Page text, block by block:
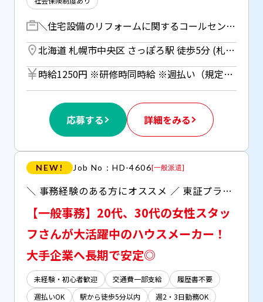
＼住宅設備のリフォームに関するコールセンター業務／ リフォーム希望者へのサポート（対応チャネル：電話・メール・SMSなど）をお任せします！ ・リフォームの希望内容の聞き取り、必要事項の案内 ・訪問日程の連絡、調整 ・メールでの、関係部署との事務連絡 ・各種進捗確認 ・こちらからの架電に対する折返しや、各種問合せの電話に対する受電対応 ・各対応内容をシステムへ入力 ・リフォーム内容の登録、商品発注 【研修期間】 座学+OJT：10日間程度
北海道 札幌市中央区 さっぽろ駅 徒歩5分 (札幌市営東豊線) ／ 大通駅 徒歩5分 (札幌市営南北線) ／ 札幌駅 徒歩5分 (函館本線)
時給1250円 ※研修時同時給 ※週払い（規定あり）利用OK！（但し、週払い制度は初回2ヵ月間のみ、3ヵ月目以降は月払い制になります。利用についてはご本人様からお仕事紹介時に申請があった場合のみとなります。）
応募する 詳細をみる
NEW! Job No：HD-4606[一般派遣]
＼ 事務経験のある方にオススメ ／ 東証プライム上場企業である不動産業界で トップクラスの規模を誇るグループ会社で安定のオシゴト♪ ○業界未経験の方も歓迎！ ○20代30代の方がメインで活躍中！ ○マイカー通勤(規定あり)希望の方ご相談ください！ ○お盆休みあり、残業ほぼナシ ○服装はオフィスカジュアルでOK
【一般事務】20代、30代の女性スタッ
フさんが大活躍中のハウスメーカー！
大手企業へ長期で安定◎
未経験・初心者歓迎 交通費一部支給
履歴書不要
週払いOK
駅から徒歩5分以内
週2・3日勤務OK